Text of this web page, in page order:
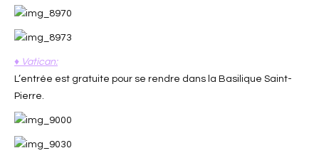
♦ Vatican:
L’entrée est gratuite pour se rendre dans la Basilique Saint-
Pierre.